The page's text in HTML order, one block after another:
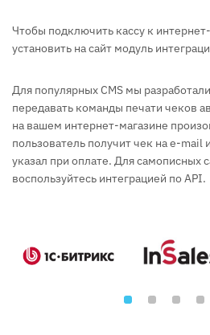
Чтобы подключить кассу к
установить на сайт модуль
Для популярных CMS мы
передавать команды печати чеков
на вашем интернет-магазине
пользователь получит чек на e-
указал при оплате. Для самописных
воспользуйтесь интеграцией по API.